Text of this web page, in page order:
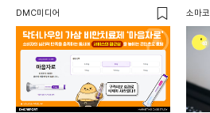
충족하는 동시에 서비스의 접근성을
DMC미디어 소마코